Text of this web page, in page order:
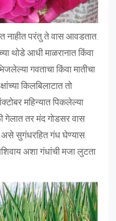
नाहीत परंतु ते वास आवडतात.
थोडे आधी माळरानात किंवा
गवताचा किंवा मातीचा
किलबिलाटात तो
महिन्यात पिकलेल्या
गेलात तर मंद गोडसर वास
असे सुगंधरहित गंध घेण्यास
अशा गंधांची मजा लुटता